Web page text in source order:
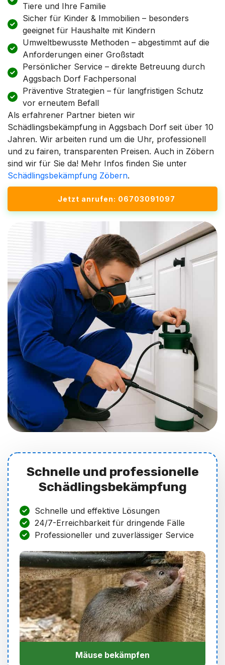
Tiere und Ihre Familie
Sicher für Kinder & Immobilien – besonders
geeignet für Haushalte mit Kindern
Umweltbewusste Methoden – abgestimmt auf die
Anforderungen einer Großstadt
Persönlicher Service – direkte Betreuung durch
Aggsbach Dorf Fachpersonal
Präventive Strategien – für langfristigen Schutz
vor erneutem Befall
Als erfahrener Partner bieten wir
Schädlingsbekämpfung in Aggsbach Dorf seit über 10
Jahren. Wir arbeiten rund um die Uhr, professionell
und zu fairen, transparenten Preisen. Auch in Zöbern
sind wir für Sie da! Mehr Infos finden Sie unter
Schädlingsbekämpfung Zöbern.
Jetzt anrufen: 06703091097
Schnelle und professionelle
Schädlingsbekämpfung
Schnelle und effektive Lösungen
24/7-Erreichbarkeit für dringende Fälle
Professioneller und zuverlässiger Service
Mäuse bekämpfen